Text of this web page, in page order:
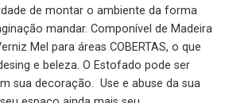
de montar o ambiente da forma
mandar. Componível de Madeira
Mel para áreas COBERTAS, o que
e beleza. O Estofado pode ser
sua decoração. Use e abuse da sua